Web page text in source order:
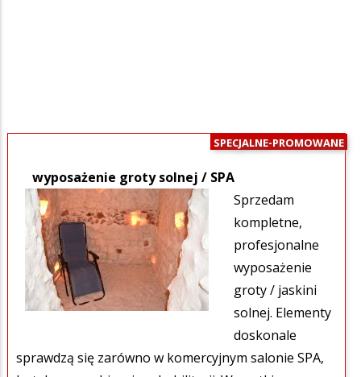
wyposażenie groty solnej / SPA
SPECJALNE-PROMOWANE
Sprzedam
kompletne,
profesjonalne
wyposażenie
groty / jaskini
solnej. Elementy
doskonale
sprawdzą się zarówno w komercyjnym salonie SPA,